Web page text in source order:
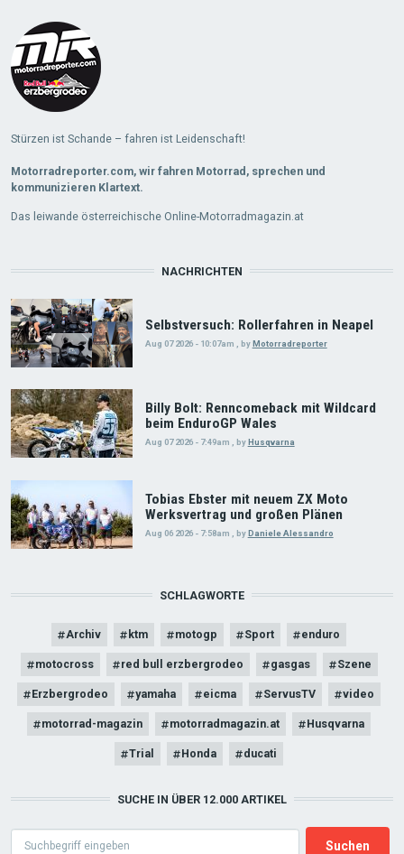
Stürzen ist Schande – fahren ist Leidenschaft!
Motorradreporter.com, wir fahren Motorrad, sprechen und
kommunizieren Klartext.
Das leiwande österreichische Online-Motorradmagazin.at
NACHRICHTEN
Selbstversuch: Rollerfahren in Neapel
Aug 07 2026 - 10:07am byMotorradreporter
Billy Bolt: Renncomeback mit Wildcard
beim EnduroGP Wales
Aug 07 2026 - 7:49am , by Husqvarna
Tobias Ebster mit neuem ZX Moto
Werksvertrag und großen Plänen
Aug 06 2026 - 7:58am byDaniele Alessandro
SCHLAGWORTE
Archiv ktm motogp Sport enduro
motocross red bull erzbergrodeo gasgas Szene
Erzbergrodeo yamaha eicma ServusTV video
motorrad-magazin motorradmagazin.at Husqvarna
Trial Honda ducati
SUCHE IN ÜBER 12.000 ARTIKEL